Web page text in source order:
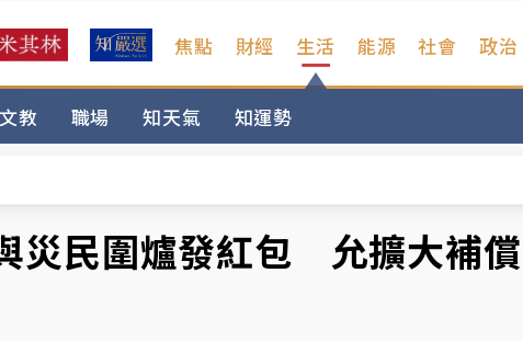
焦點 財經 生活
文教 職場 知天氣 知運勢
能源 社會 政治
抽獎程序複雜 觀旅局回應了
諒向法院聲請遭駁 理由曝光
約開賣一度塞車 周六起展出延長至晚上7時
成功 今重開羈押庭
災民圍爐發紅包 允擴大補償